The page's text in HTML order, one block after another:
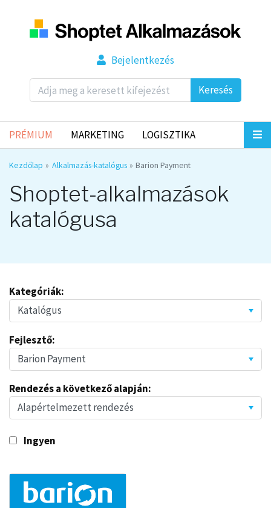
Keresés
Bejelentkezés
PRÉMIUM MARKETING LOGISZTIKA
Kezdőlap Alkalmazás-katalógus Barion Payment
Shoptet-alkalmazások
katalógusa
Kategóriák:
Fejlesztő:
Rendezés a következő alapján:
Ingyen